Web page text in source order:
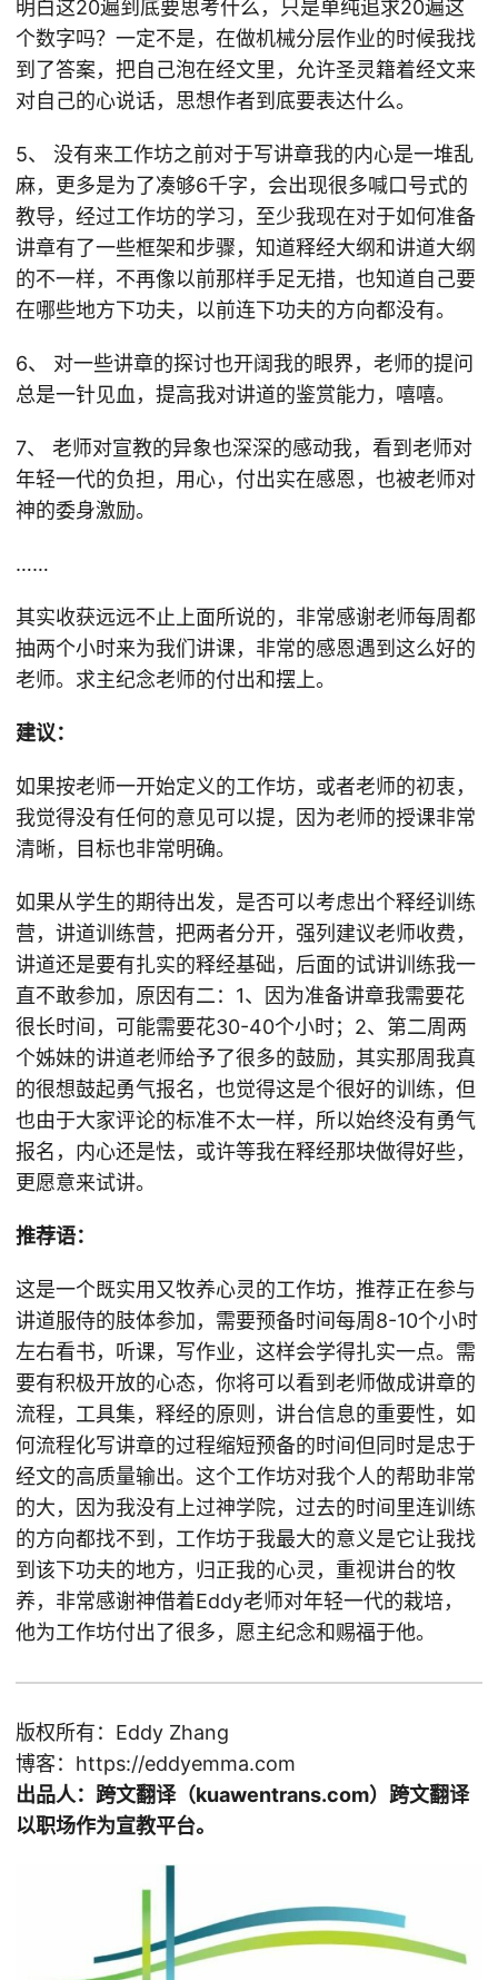
明白这20遍到底要思考什么，只是单纯追求20遍这
个数字吗？一定不是，在做机械分层作业的时候我找
到了答案，把自己泡在经文里，允许圣灵籍着经文来
对自己的心说话，思想作者到底要表达什么。
5、 没有来工作坊之前对于写讲章我的内心是一堆乱
麻，更多是为了凑够6千字，会出现很多喊口号式的
教导，经过工作坊的学习，至少我现在对于如何准备
讲章有了一些框架和步骤，知道释经大纲和讲道大纲
的不一样，不再像以前那样手足无措，也知道自己要
在哪些地方下功夫，以前连下功夫的方向都没有。
6、 对一些讲章的探讨也开阔我的眼界，老师的提问
总是一针见血，提高我对讲道的鉴赏能力，嘻嘻。
7、 老师对宣教的异象也深深的感动我，看到老师对
年轻一代的负担，用心，付出实在感恩，也被老师对
神的委身激励。
……
其实收获远远不止上面所说的，非常感谢老师每周都
抽两个小时来为我们讲课，非常的感恩遇到这么好的
老师。求主纪念老师的付出和摆上。
建议：
如果按老师一开始定义的工作坊，或者老师的初衷，
我觉得没有任何的意见可以提，因为老师的授课非常
清晰，目标也非常明确。
如果从学生的期待出发，是否可以考虑出个释经训练
营，讲道训练营，把两者分开，强列建议老师收费，
讲道还是要有扎实的释经基础，后面的试讲训练我一
直不敢参加，原因有二：1、因为准备讲章我需要花
很长时间，可能需要花30-40个小时；2、第二周两
个姊妹的讲道老师给予了很多的鼓励，其实那周我真
的很想鼓起勇气报名，也觉得这是个很好的训练，但
也由于大家评论的标准不太一样，所以始终没有勇气
报名，内心还是怯，或许等我在释经那块做得好些，
更愿意来试讲。
推荐语：
这是一个既实用又牧养心灵的工作坊，推荐正在参与
讲道服侍的肢体参加，需要预备时间每周8-10个小时
左右看书，听课，写作业，这样会学得扎实一点。需
要有积极开放的心态，你将可以看到老师做成讲章的
流程，工具集，释经的原则，讲台信息的重要性，如
何流程化写讲章的过程缩短预备的时间但同时是忠于
经文的高质量输出。这个工作坊对我个人的帮助非常
的大，因为我没有上过神学院，过去的时间里连训练
的方向都找不到，工作坊于我最大的意义是它让我找
到该下功夫的地方，归正我的心灵，重视讲台的牧
养，非常感谢神借着Eddy老师对年轻一代的栽培，
他为工作坊付出了很多，愿主纪念和赐福于他。
版权所有：Eddy Zhang
博客：https://eddyemma.com
出品人：跨文翻译（kuawentrans.com）跨文翻译
以职场作为宣教平台。